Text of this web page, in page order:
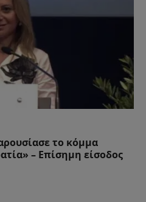
το κόμμα
– Επίσημη είσοδος